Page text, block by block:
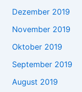
Dezember 2019
November 2019
Oktober 2019
September 2019
August 2019